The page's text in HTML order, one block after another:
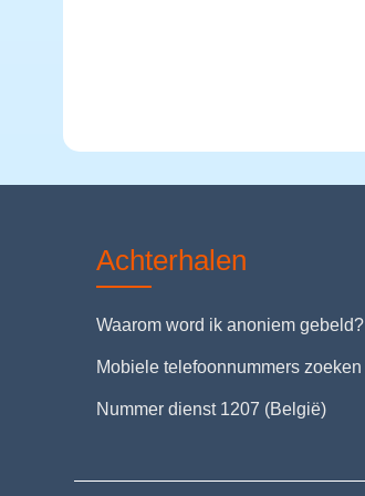
Achterhalen
Waarom word ik anoniem gebeld?
Mobiele telefoonnummers zoeken
Nummer dienst 1207 (België)